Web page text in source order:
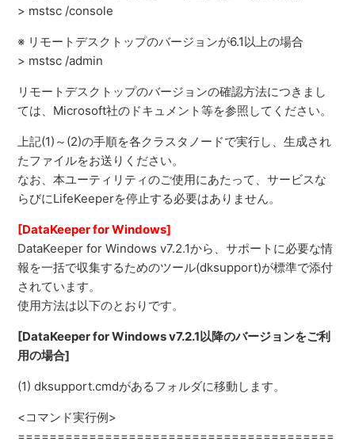
> mstsc /console
※ リモートデスクトップのバージョンが6.1以上の場合
> mstsc /admin
リモートデスクトップのバージョンの確認方法につきまし
ては、Microsoft社のドキュメント等を参照してください。
上記(1)～(2)の手順を各クラスタノードで実行し、生成され
たファイルをお送りください。
なお、本ユーティリティのご使用にあたって、サービスな
らびにLifeKeeperを停止する必要はありません。
[DataKeeper for Windows]
DataKeeper for Windows v7.2.1から、サポートに必要な情
報を一括で収集するためのツール(dksupport)が標準で添付
されています。
使用方法は以下のとおりです。
[DataKeeper for Windows v7.2.1以降のバージョンをご利
用の場合]
(1) dksupport.cmdがあるフォルダに移動します。
<コマンド実行例>
========================================